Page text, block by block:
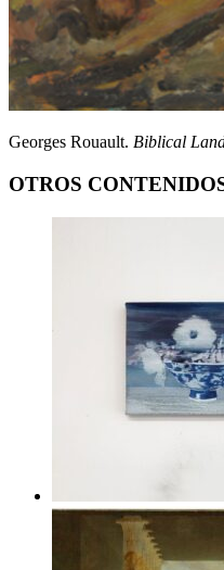
Georges Rouault. Biblical
OTROS